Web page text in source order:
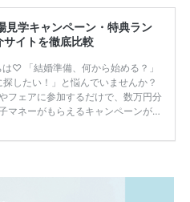
見学キャンペーン・特典ラン
サイトを徹底比較
♡ 「結婚準備、何から始める？」
探したい！」と悩んでいませんか？
フェアに参加するだけで、数万円分
マネーがもらえるキャンペーンがあ
選ぶと損をしてしまうことも……。